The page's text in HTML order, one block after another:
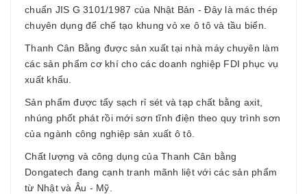
chuẩn JIS G 3101/1987 của Nhật Bản - Đây là mác thép
chuyên dụng để chế tạo khung vỏ xe ô tô và tầu biển.
Thanh Cân Bằng được sản xuất tại nhà máy chuyên làm
các sản phẩm cơ khí cho các doanh nghiệp FDI phục vụ
xuất khẩu.
Sản phẩm được tẩy sạch rỉ sét và tạp chất bằng axit,
nhúng phốt phát rồi mới sơn tĩnh điện theo quy trình sơn
của ngành công nghiệp sản xuất ô tô.
Chất lượng và công dụng của Thanh Cân bằng
Dongatech đang cạnh tranh mãnh liệt với các sản phẩm
từ Nhật và Âu - Mỹ.